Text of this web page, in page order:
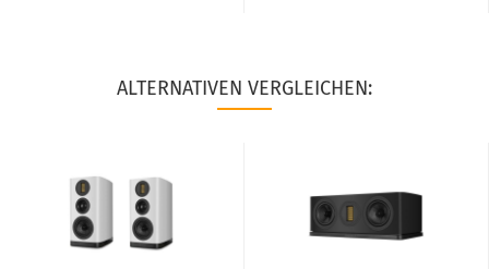
ALTERNATIVEN VERGLEICHEN: